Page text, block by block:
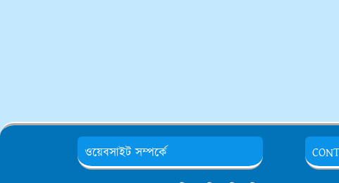
ওয়েবসাইট সম্পর্কে